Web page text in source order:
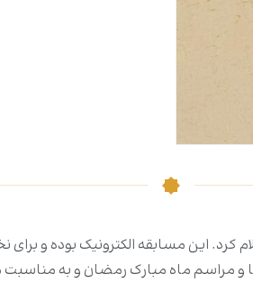
کرد. این مسابقه الکترونیک بوده و
مراسم ماه مبارک رمضان و به مناسبت